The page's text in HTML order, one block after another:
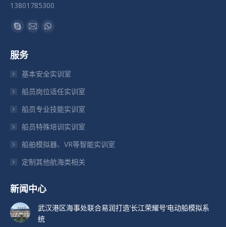
13801785300
找到我们：
Skype
在
新
口
中
打
Mail
新
口
中
打
Whatsapp
新
口
中
打
服务
基本安全实训室
船员岗位适任实训室
船员专业技能实训室
船员特殊培训实训室
船舶模拟器、VR等智能实训室
定制其他航海类相关
新闻中心
武汉港区海事处联合易润打造’长江荣耀号’电动船模拟系
统